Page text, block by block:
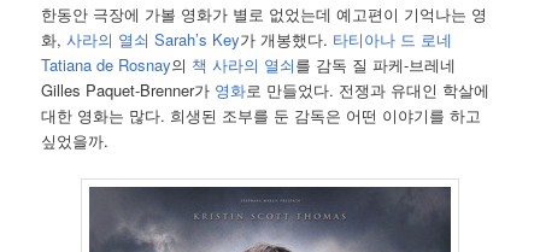
한동안 극장에 가볼 영화가 별로 없었는데 예고편이 기억나는 영
화,사라의 열쇠 Sarah’s Key가 개봉했다. 타티아나 드 로네
Tatiana de Rosnay의 책 사라의 열쇠를 감독 질 파케-브레네
Gilles Paquet-Brenner가 영화로 만들었다. 전쟁과 유대인 학살에
대한 영화는 많다. 희생된 조부를 둔 감독은 어떤 이야기를 하고
싶었을까.